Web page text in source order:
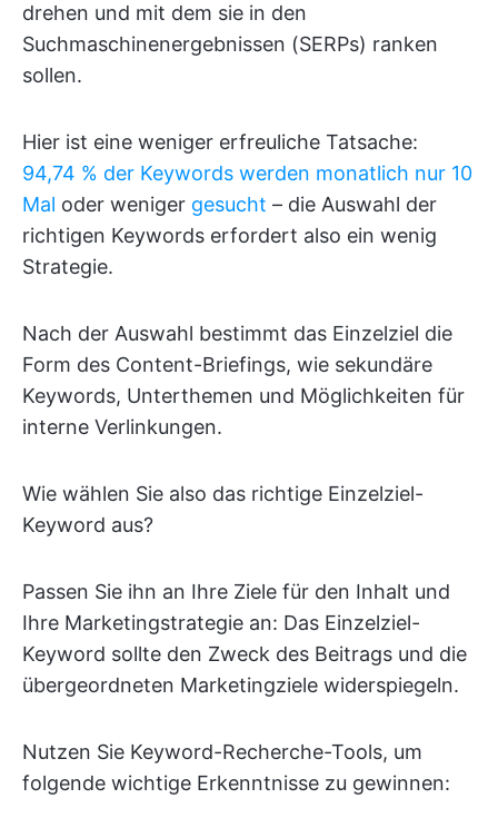
drehen und mit dem sie in den
Suchmaschinenergebnissen (SERPs) ranken
sollen.
Hier ist eine weniger erfreuliche Tatsache:
94,74 % der Keywords werden monatlich nur 10
Mal oder weniger gesucht – die Auswahl der
richtigen Keywords erfordert also ein wenig
Strategie.
Nach der Auswahl bestimmt das Einzelziel die
Form des Content-Briefings, wie sekundäre
Keywords, Unterthemen und Möglichkeiten für
interne Verlinkungen.
Wie wählen Sie also das richtige Einzelziel-
Keyword aus?
Passen Sie ihn an Ihre Ziele für den Inhalt und
Ihre Marketingstrategie an: Das Einzelziel-
Keyword sollte den Zweck des Beitrags und die
übergeordneten Marketingziele widerspiegeln.
Nutzen Sie Keyword-Recherche-Tools, um
folgende wichtige Erkenntnisse zu gewinnen: